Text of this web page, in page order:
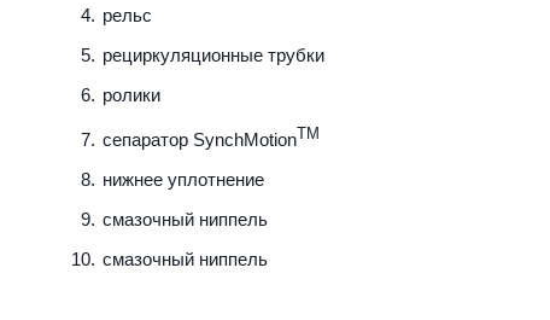
рельс
рециркуляционные трубки
ролики
сепаратор SynchMotionTM
нижнее уплотнение
смазочный ниппель
смазочный ниппель